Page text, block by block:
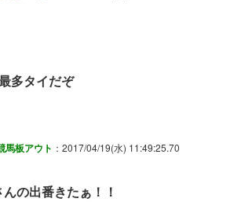
多タイだぞ
馬板アウト ：2017/04/19(水) 11:49:25.70
の出番きたぁ！！